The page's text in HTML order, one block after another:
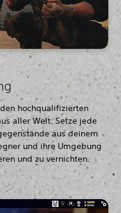
hochqualifizierten
aller Welt.Setze jede
aus deinem
und ihre Umgebung
und zu vernichten.